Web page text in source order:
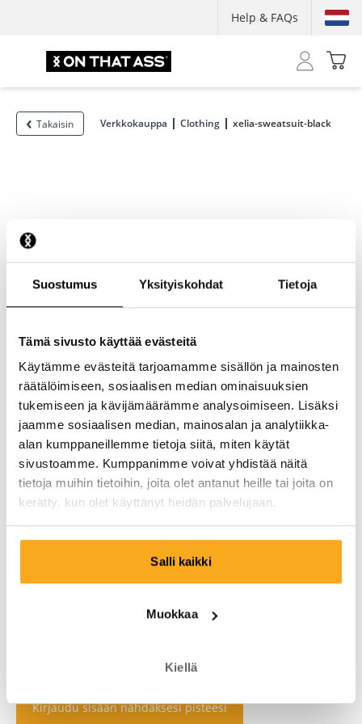
Suostumus Yksityiskohdat Tietoja
Tämä sivusto käyttää evästeitä
Käytämme evästeitä tarjoamamme sisällön ja mainosten
räätälöimiseen, sosiaalisen median ominaisuuksien
tukemiseen ja kävijämäärämme analysoimiseen. Lisäksi
jaamme sosiaalisen median, mainosalan ja analytiikka-
alan kumppaneillemme tietoja siitä, miten käytät
sivustoamme. Kumppanimme voivat yhdistää näitä
tietoja muihin tietoihin, joita olet antanut heille tai joita on
kerätty, kun olet käyttänyt heidän palvelujaan.
Salli kaikki
Muokkaa
Kiellä
Help & FAQs
Takaisin Verkkokauppa Clothing xelia-sweatsuit-black
Kirjaudu sisään nähdäksesi pisteesi